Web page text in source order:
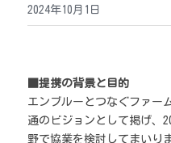
求人情報
2024年10月1日
■提携の背景と目的
エンブルーとつなぐファー
通のビジョンとして掲げ、
野で協業を検討してまいり